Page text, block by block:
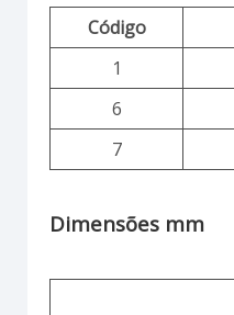
Código
1
6
7
Dimensões mm